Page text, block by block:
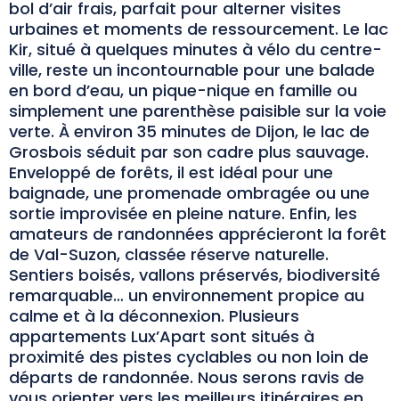
bol d’air frais, parfait pour alterner visites
urbaines et moments de ressourcement. Le lac
Kir, situé à quelques minutes à vélo du centre-
ville, reste un incontournable pour une balade
en bord d’eau, un pique-nique en famille ou
simplement une parenthèse paisible sur la voie
verte. À environ 35 minutes de Dijon, le lac de
Grosbois séduit par son cadre plus sauvage.
Enveloppé de forêts, il est idéal pour une
baignade, une promenade ombragée ou une
sortie improvisée en pleine nature. Enfin, les
amateurs de randonnées apprécieront la forêt
de Val-Suzon, classée réserve naturelle.
Sentiers boisés, vallons préservés, biodiversité
remarquable… un environnement propice au
calme et à la déconnexion. Plusieurs
appartements Lux’Apart sont situés à
proximité des pistes cyclables ou non loin de
départs de randonnée. Nous serons ravis de